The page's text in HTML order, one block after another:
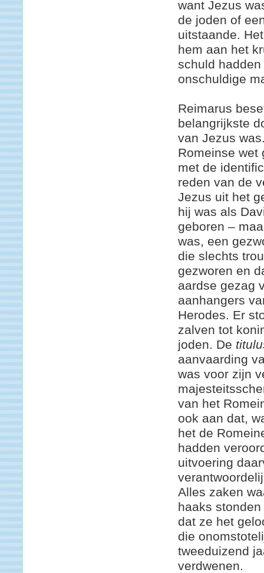
want Jezus
de joden of
uitstaande.
hem aan het
schuld
onschuldige
Reimarus
belangrijkste
van Jezus
Romeinse wet
met de
reden van de
Jezus uit het
hij was als
geboren –
was, een
die slechts
gezworen en
aardse gezag
aanhangers
Herodes. Er
zalven tot
joden. De
aanvaarding
was voor zijn
van het
ook aan dat,
het de
hadden
uitvoering
Alles zaken
haaks
dat ze het
die
tweeduizend
verdwenen.